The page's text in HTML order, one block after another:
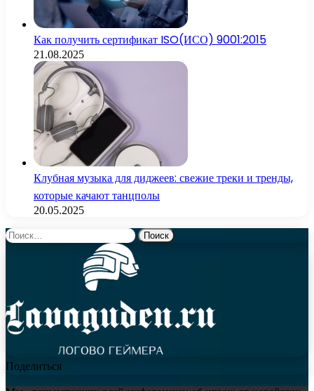
Как получить сертификат ISO(ИСО) 9001:2015
21.08.2025
Клубная музыка для диджеев: свежие треки и тренды,
которые качают танцполы
20.05.2025
Найти:
Поделиться